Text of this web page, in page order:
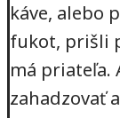
káve, alebo
fukot, prišli
má priateľa.
zahadzovať